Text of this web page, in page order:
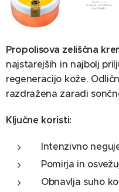
Propolis Extract, Alcohol,
Propolisova zeliščna
najstarejših in najbolj
regeneracijo kože.
razdražena zaradi
Ključne koristi:
Intenzivno
Pomirja in
Obnavlja suho